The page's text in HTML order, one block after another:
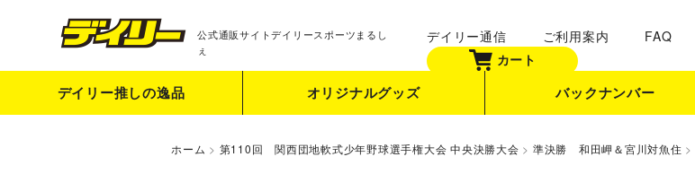
公式通販サイトデイリースポーツまるし
ぇ
デイリー通信 ご利用案内 FAQ
カート
デイリー推しの逸品 オリジナルグッズ バックナンバー
ホーム > 第110回 関西団地軟式少年野球選手権大会 中央決勝大会 > 準決勝 和田岬＆宮川対魚住 >